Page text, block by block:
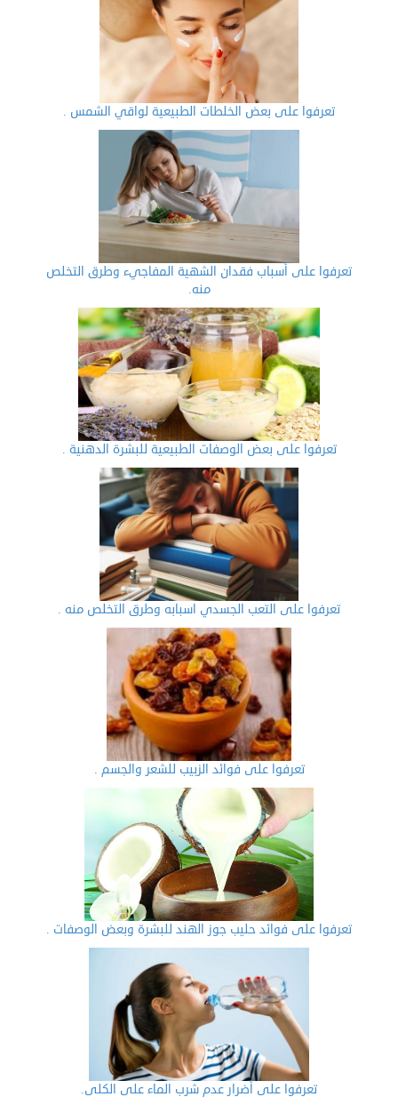
تعرفوا على بعض الخلطات الطبيعية لواقي الشمس .
تعرفوا على أسباب فقدان الشهية المفاجيء وطرق التخلص
منه.
تعرفوا على بعض الوصفات الطبيعية للبشرة الدهنية .
تعرفوا على التعب الجسدي اسبابه وطرق التخلص منه .
تعرفوا على فوائد الزبيب للشعر والجسم .
تعرفوا على فوائد حليب جوز الهند للبشرة وبعض الوصفات .
تعرفوا على أضرار عدم شرب الماء على الكلى.